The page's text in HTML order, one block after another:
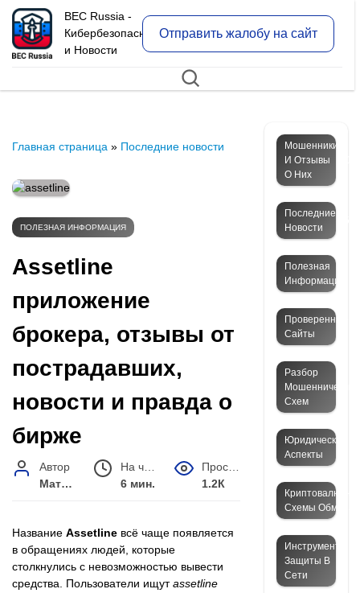
BEC Russia -
Кибербезопасность
и Новости
Отправить жалобу на сайт
Главная страница » Последние новости
ПОЛЕЗНАЯ ИНФОРМАЦИЯ
Assetline
приложение
брокера, отзывы от
пострадавших,
новости и правда о
бирже
Автор
Матвей Иванов
6 мин.
1.2К
Название Assetline всё чаще появляется
в обращениях людей, которые
столкнулись с невозможностью вывести
средства. Пользователи ищутassetline
Мошенники
И Отзывы
О Них
Последние
Новости
Полезная
Информация
Проверенные
Сайты
Разбор
Мошеннических
Схем
Юридические
Аспекты
Схемы Обмана
Инструменты
Защиты В
Сети